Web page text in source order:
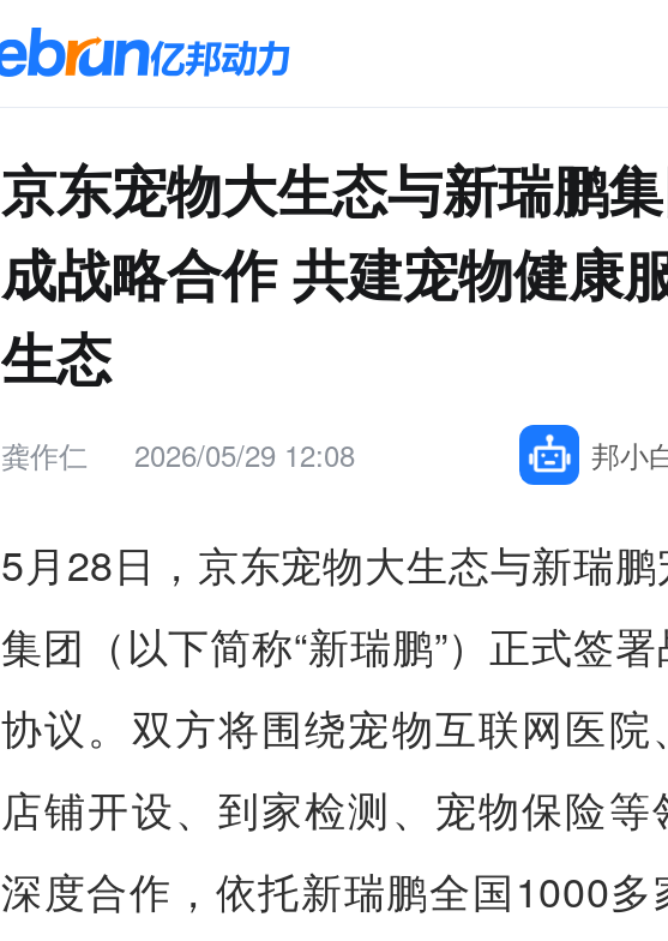
京东宠物大生态与新瑞鹏
成战略合作 共建宠物健康
生态
龚作仁 2026/05/29 12:08 邦小
5月28日，京东宠物大生态与新瑞
集团（以下简称“新瑞鹏”）正式签
协议。双方将围绕宠物互联网医院
店铺开设、到家检测、宠物保险等
深度合作，依托新瑞鹏全国1000多